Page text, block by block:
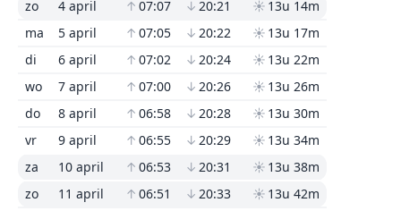
zo
4 april ↑ 07:07 ↓ 20:21 ☀ 13u 14m
ma
5 april ↑ 07:05 ↓ 20:22 ☀ 13u 17m
di
6 april ↑ 07:02 ↓ 20:24 ☀ 13u 22m
wo
7 april ↑ 07:00 ↓ 20:26 ☀ 13u 26m
do
8 april ↑ 06:58 ↓ 20:28 ☀ 13u 30m
vr
9 april ↑ 06:55 ↓ 20:29 ☀ 13u 34m
za
10 april ↑ 06:53 ↓ 20:31 ☀ 13u 38m
zo
11 april ↑ 06:51 ↓ 20:33 ☀ 13u 42m